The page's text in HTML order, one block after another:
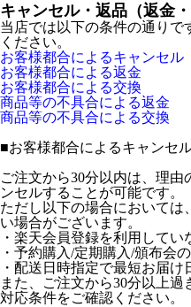
キャンセル・返品（返金
当店では以下の条件の通り
ください。
お客様都合によるキャンセル
お客様都合による返金
お客様都合による交換
商品等の不具合による返金
商品等の不具合による交換
■お客様都合によるキャンセ
ご注文から30分以内は、理由
ンセルすることが可能です。
ただし以下の場合においては
い場合がございます。
・楽天会員登録を利用してい
・予約購入/定期購入/頒布会
・配送日時指定で最短お届
また、ご注文から30分以上
対応条件をご確認ください。